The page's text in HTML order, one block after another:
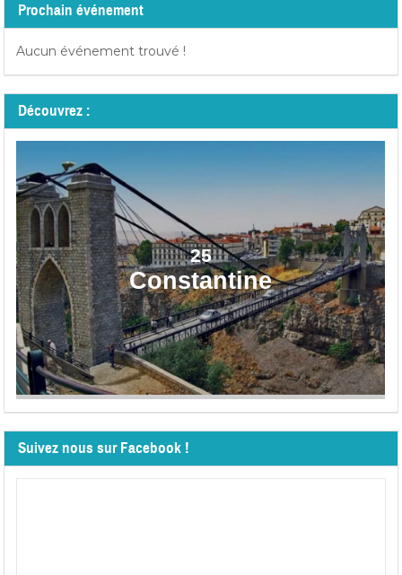
Prochain événement
Aucun événement trouvé !
Découvrez :
25
Constantine
Suivez nous sur Facebook !